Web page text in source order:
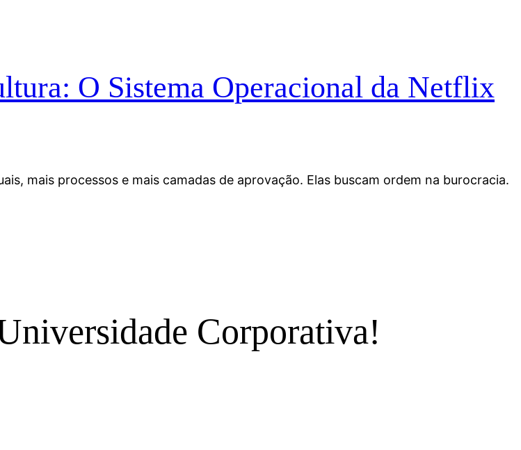
O Sistema Operacional da Netflix
mais processos e mais camadas de aprovação. Elas buscam ordem na burocracia.
Corporativa!